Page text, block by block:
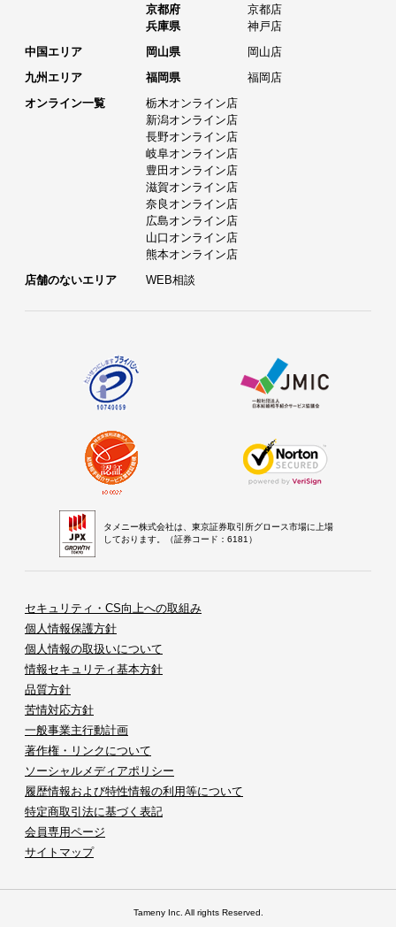
京都府
京都店
兵庫県
神戸店
中国エリア
岡山県
岡山店
九州エリア
福岡県
福岡店
オンライン一覧
栃木オンライン店
新潟オンライン店
長野オンライン店
岐阜オンライン店
豊田オンライン店
滋賀オンライン店
奈良オンライン店
広島オンライン店
山口オンライン店
熊本オンライン店
店舗のないエリア
WEB相談
タメニー株式会社は、東京証券取引所グロース市場に上場
しております。（証券コード：6181）
セキュリティ・CS向上への取組み
個人情報保護方針
個人情報の取扱いについて
情報セキュリティ基本方針
品質方針
苦情対応方針
一般事業主行動計画
著作権・リンクについて
ソーシャルメディアポリシー
履歴情報および特性情報の利用等について
特定商取引法に基づく表記
会員専用ページ
サイトマップ
Tameny Inc. All rights Reserved.